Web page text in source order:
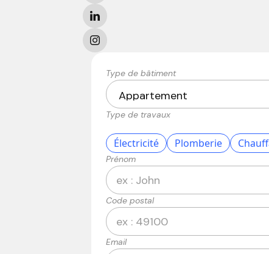
Type de bâtiment
Type de travaux
Électricité Plomberie
Prénom
Code postal
Email